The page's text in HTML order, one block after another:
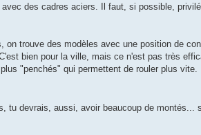
des cadres aciers. Il faut, si possible,
on trouve des modèles avec une position de
bien pour la ville, mais ce n'est pas très
"penchés" qui permettent de rouler plus
tu devrais, aussi, avoir beaucoup de montés...